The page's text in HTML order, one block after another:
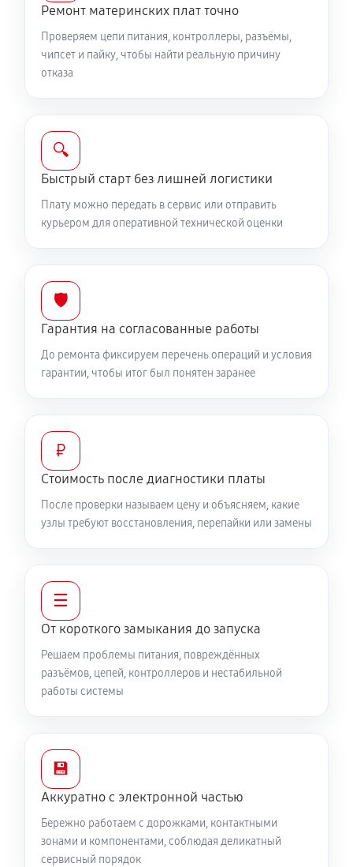
Ремонт материнских плат точно
Проверяем цепи питания, контроллеры, разъёмы,
чипсет и пайку, чтобы найти реальную причину
отказа
🔍
Быстрый старт без лишней логистики
Плату можно передать в сервис или отправить
курьером для оперативной технической оценки
🛡️
Гарантия на согласованные работы
До ремонта фиксируем перечень операций и условия
гарантии, чтобы итог был понятен заранее
₽
Стоимость после диагностики платы
После проверки называем цену и объясняем, какие
узлы требуют восстановления, перепайки или замены
☰
От короткого замыкания до запуска
Решаем проблемы питания, повреждённых
разъёмов, цепей, контроллеров и нестабильной
работы системы
💾
Аккуратно с электронной частью
Бережно работаем с дорожками, контактными
зонами и компонентами, соблюдая деликатный
сервисный порядок